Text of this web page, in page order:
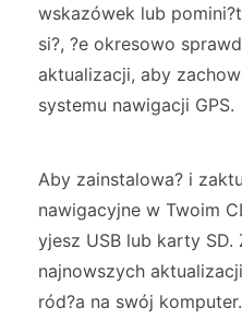
wskazówek lub
si?, ?e okresowo
aktualizacji, aby
systemu nawigacji GPS.
Aby zainstalowa? i
nawigacyjne w Twoim
yjesz USB lub karty
najnowszych
ród?a na swój